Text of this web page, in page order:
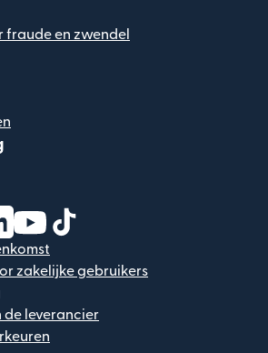
fraude en zwendel
in een nieuw venster)
in een nieuw venster)
geopend in een nieuw venster)
(wordt geopend in een nieuw venster)
(wordt geopend in een nieuw
zakelijke gebruikers
de leverancier